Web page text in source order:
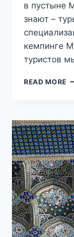
в пустыне
знают –
кемпинге
туристов
READ MORE
4,
II.